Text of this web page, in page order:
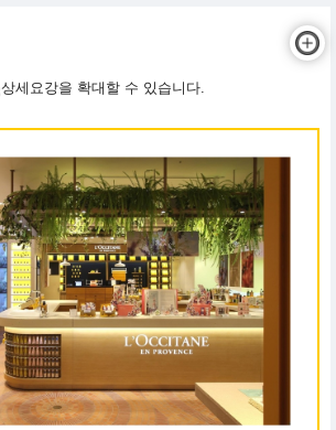
상세요강을 확대할 수 있습니다.